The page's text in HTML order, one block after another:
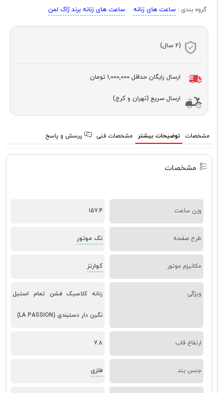
گروه بندی : ساعت های زنانه ساعت های زنانه برند ژاک لمن
(2 سال)
ارسال رایگان حداقل 1,000,000 تومان
ارسال سریع (تهران و کرج)
مشخصات توضیحات بیشتر مشخصات فنی پرسش و پاسخ
مشخصات
وزن ساعت 157.4
طرح صفحه تک موتور
مکانیزم موتور کوارتز
ویژگی زنانه کلاسیک فشن تمام استیل
نگین دار دستبندی (LA PASSION)
ارتفاع قاب 7.8
جنس بند فلزی